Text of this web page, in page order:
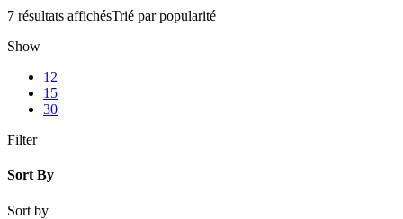
7 résultats affichésTrié par popularité
Show
12
15
30
Filter
Sort By
Sort by